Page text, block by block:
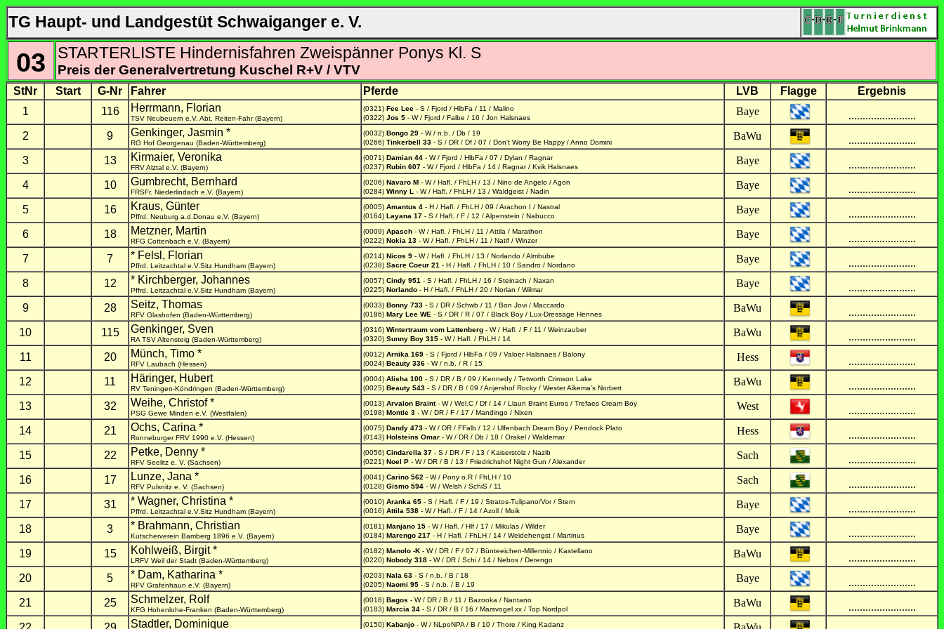
TG Haupt- und Landgestüt Schwaiganger e. V.
03 STARTERLISTE Hindernisfahren Zweispänner Ponys Kl. S
Preis der Generalvertretung Kuschel R+V / VTV
StNr Start G-Nr Fahrer Pferde LVB Flagge
Ergebnis
1
116 Herrmann, Florian
TSV Neubeuern e.V. Abt. Reiten-Fahr (Bayern)
(0321) Fee Lee - S / Fjord / HlbFa / 11 / Malino
(0322) Jos 5 - W / Fjord / Falbe / 16 / Jon Halsnaes
Baye
........................
2
9 Genkinger, Jasmin *
RG Hof Georgenau (Baden-Württemberg)
(0032) Bongo 29 - W / n.b. / Db / 19
(0266) Tinkerbell 33 - S / DR / Df / 07 / Don't Worry Be Happy / Anno Domini
BaWu
........................
3
13 Kirmaier, Veronika
FRV Alztal e.V. (Bayern)
(0071) Damian 44 - W / Fjord / HlbFa / 07 / Dylan / Ragnar
(0237) Rubin 607 - W / Fjord / HlbFa / 14 / Ragnar / Kvik Halsnaes
Baye
........................
4
10 Gumbrecht, Bernhard
FRSFr. Niederlindach e.V. (Bayern)
(0206) Navaro M - W / Hafl. / FhLH / 13 / Nino de Angelo / Agon
(0284) Winny L - W / Hafl. / FhLH / 13 / Waldgeist / Nadin
Baye
........................
5
16 Kraus, Günter
Pffrd. Neuburg a.d.Donau e.V. (Bayern)
(0005) Amantus 4 - H / Hafl. / FhLH / 09 / Arachon I / Nastral
(0164) Layana 17 - S / Hafl. / F / 12 / Alpenstein / Nabucco
Baye
........................
6
18 Metzner, Martin
RFG Cottenbach e.V. (Bayern)
(0009) Apasch - W / Hafl. / FhLH / 11 / Attila / Marathon
(0222) Nokia 13 - W / Hafl. / FhLH / 11 / Natif / Winzer
Baye
........................
7
7 * Felsl, Florian
Pffrd. Leitzachtal e.V.Sitz Hundham (Bayern)
(0214) Nicos 9 - W / Hafl. / FhLH / 13 / Norlando / Almbube
(0238) Sacre Coeur 21 - H / Hafl. / FhLH / 10 / Sandro / Nordano
Baye
........................
8
12 * Kirchberger, Johannes
Pffrd. Leitzachtal e.V.Sitz Hundham (Bayern)
(0057) Cindy 951 - S / Hafl. / FhLH / 16 / Steinach / Naxan
(0225) Norlando - H / Hafl. / FhLH / 20 / Norlan / Wilmar
Baye
........................
9
28 Seitz, Thomas
RFV Glashofen (Baden-Württemberg)
(0033) Bonny 733 - S / DR / Schwb / 11 / Bon Jovi / Maccardo
(0186) Mary Lee WE - S / DR / R / 07 / Black Boy / Lux-Dressage Hennes
BaWu
........................
10
115 Genkinger, Sven
RA TSV Altensteig (Baden-Württemberg)
(0316) Wintertraum vom Lattenberg - W / Hafl. / F / 11 / Weinzauber
(0320) Sunny Boy 315 - W / Hafl. / FhLH / 14
BaWu
........................
11
20 Münch, Timo *
RFV Laubach (Hessen)
(0012) Arnika 169 - S / Fjord / HlbFa / 09 / Valoer Halsnaes / Balony
(0024) Beauty 336 - W / n.b. / R / 15
Hess
........................
12
11 Häringer, Hubert
RV Teningen-Köndringen (Baden-Württemberg)
(0004) Alisha 100 - S / DR / B / 09 / Kennedy / Tetworth Crimson Lake
(0025) Beauty 543 - S / DR / B / 09 / Anjershof Rocky / Wester Aikema's Norbert
BaWu
........................
13
32 Weihe, Christof *
PSG Gewe Minden e.V. (Westfalen)
(0013) Arvalon Braint- W / Wel.C / Df / 14 / Llaun Braint Euros / Trefaes Cream Boy
(0198) Montie 3 - W / DR / F / 17 / Mandingo / Nixen
West
........................
14
21 Ochs, Carina *
Ronneburger FRV 1990 e.V. (Hessen)
(0075) Dandy 473 - W / DR / FFalb / 12 / Ulfenbach Dream Boy / Pendock Plato
(0143) Holsteins Omar - W / DR / Db / 18 / Orakel / Waldemar
Hess
........................
15
22 Petke, Denny *
RFV Seelitz e. V. (Sachsen)
(0056) Cindarella 37 - S / DR / F / 13 / Kaiserstolz / Nazib
(0221) Noel P - W / DR / B / 13 / Friedrichshof Night Gun / Alexander
Sach
........................
16
17 Lunze, Jana *
RFV Pulsnitz e. V. (Sachsen)
(0041) Carino 562 - W / Pony o.R / FhLH / 10
(0128) Gismo 594 - W / Welsh / SchiS / 11
Sach
........................
17
31 * Wagner, Christina *
Pffrd. Leitzachtal e.V.Sitz Hundham (Bayern)
(0010) Aranka 65 - S / Hafl. / F / 19 / Stratos-Tulipano/Vor / Stern
(0016) Attila 538 - W / Hafl. / F / 14 / Azoll / Moik
Baye
........................
18
3 * Brahmann, Christian
Kutscherverein Bamberg 1896 e.V. (Bayern)
(0181) Manjano 15 - W / Hafl. / Hlf / 17 / Mikulas / Wilder
(0184) Marengo 217 - H / Hafl. / FhLH / 14 / Weidehengst / Martinus
Baye
........................
19
15 Kohlweiß, Birgit *
LRFV Weil der Stadt (Baden-Württemberg)
(0182) Manolo -K - W / DR / F / 07 / Bünteeichen-Millennio / Kastellano
(0220) Nobody 318 - W / DR / Schi / 14 / Nebos / Derengo
BaWu
........................
20
5 * Dam, Katharina *
RFV Grafenhaun e.V. (Bayern)
(0203) Nala 63 - S / n.b. / B / 18
(0205) Naomi 95 - S / n.b. / B / 19
Baye
........................
21
25 Schmelzer, Rolf
KFG Hohenlohe-Franken (Baden-Württemberg)
(0018) Bagos - W / DR / B / 11 / Bazooka / Nantano
(0183) Marcia 34 - S / DR / B / 16 / Marsvogel xx / Top Nordpol
BaWu
........................
Stadtler, Dominique (0150) Kabanjo - W / NLpoNPA / B / 10 / Thore / King Kadanz